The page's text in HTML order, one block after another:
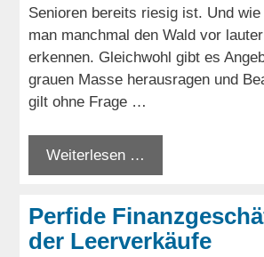
Senioren bereits riesig ist. Und
man manchmal den Wald vor
erkennen. Gleichwohl gibt es
grauen Masse herausragen und
gilt ohne Frage …
Weiterlesen …
Perfide
der Leerverkäufe